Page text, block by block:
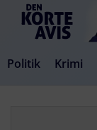
Politik Krimi